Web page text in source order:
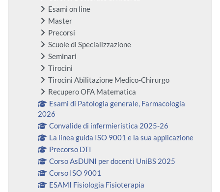
Esami on line
Master
Precorsi
Scuole di Specializzazione
Seminari
Tirocini
Tirocini Abilitazione Medico-Chirurgo
Recupero OFA Matematica
Esami di Patologia generale, Farmacologia
2026
Convalide di infermieristica 2025-26
La linea guida ISO 9001 e la sua applicazione
Precorso DTI
Corso AsDUNI per docenti UniBS 2025
Corso ISO 9001
ESAMI Fisiologia Fisioterapia